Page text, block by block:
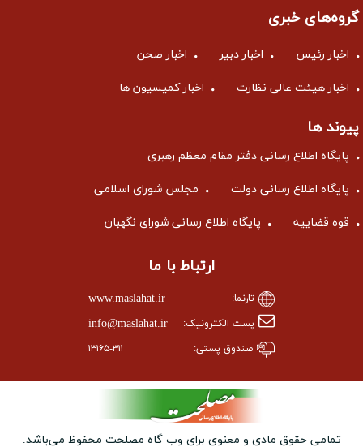
گروه‌های خبری
اخبار رئیس اخبار دبیر اخبار صحن
اخبار هیئت عالی نظارت اخبار کمیسیون ها
پیوند ها
پایگاه اطلاع رسانی دفتر مقام معظم رهبری
پایگاه اطلاع رسانی دولت مجلس شورای اسلامی
قوه قضاییه پایگاه اطلاع رسانی شورای نگهبان
ارتباط با ما
تارنما: www.maslahat.ir
پست الکترونیک: info@maslahat.ir
صندوق پستی: ۱۳۱۶۵-۳۱۱
تمامی حقوق مادی و معنوی برای وب ‌گاه مصلحت محفوظ می‌باشد.